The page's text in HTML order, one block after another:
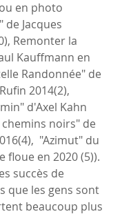
en photo
Jacques
Remonter la
Kauffmann en
Randonnée" de
2014(2),
d'Axel Kahn
chemins noirs" de
"Azimut" du
floue en 2020 (5)).
succès de
que les gens sont
beaucoup plus